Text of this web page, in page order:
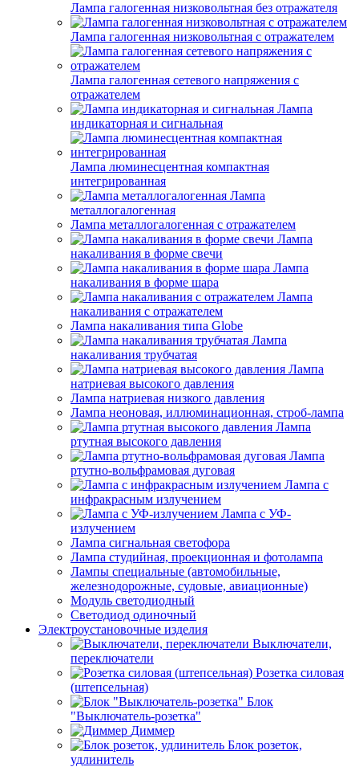
Лампа галогенная низковольтная без отражателя
Лампа галогенная низковольтная с отражателем
Лампа галогенная сетевого напряжения с
отражателем
Лампа
индикаторная и сигнальная
Лампа люминесцентная компактная
интегрированная
Лампа
металлогалогенная
Лампа металлогалогенная с отражателем
Лампа
накаливания в форме свечи
Лампа
накаливания в форме шара
Лампа
накаливания с отражателем
Лампа накаливания типа Globe
Лампа
накаливания трубчатая
Лампа
натриевая высокого давления
Лампа натриевая низкого давления
Лампа неоновая, иллюминационная, строб-лампа
Лампа
ртутная высокого давления
Лампа
ртутно-вольфрамовая дуговая
Лампа с
инфракрасным излучением
Лампа с УФ-
излучением
Лампа сигнальная светофора
Лампа студийная, проекционная и фотолампа
Лампы специальные (автомобильные,
железнодорожные, судовые, авиационные)
Модуль светодиодный
Светодиод одиночный
Электроустановочные изделия
Выключатели,
переключатели
Розетка силовая
(штепсельная)
Блок
"Выключатель-розетка"
Диммер
Блок розеток,
удлинитель